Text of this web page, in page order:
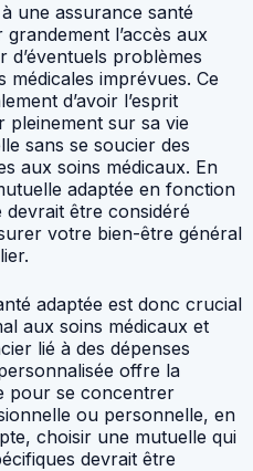
une assurance santé
l’accès aux
problèmes
médicales imprévues. Ce
d’avoir l’esprit
pleinement sur sa vie
sans se soucier des
aux soins médicaux. En
adaptée en fonction
être considéré
votre bien-être général
adaptée est donc crucial
aux soins médicaux et
lié à des dépenses
offre la
pour se concentrer
ou personnelle, en
choisir une mutuelle qui
devrait être